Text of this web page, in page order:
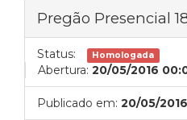
Pregão Presencial
Status: Homologada
Abertura: 20/05/2016
Publicado em: 20/05/2016